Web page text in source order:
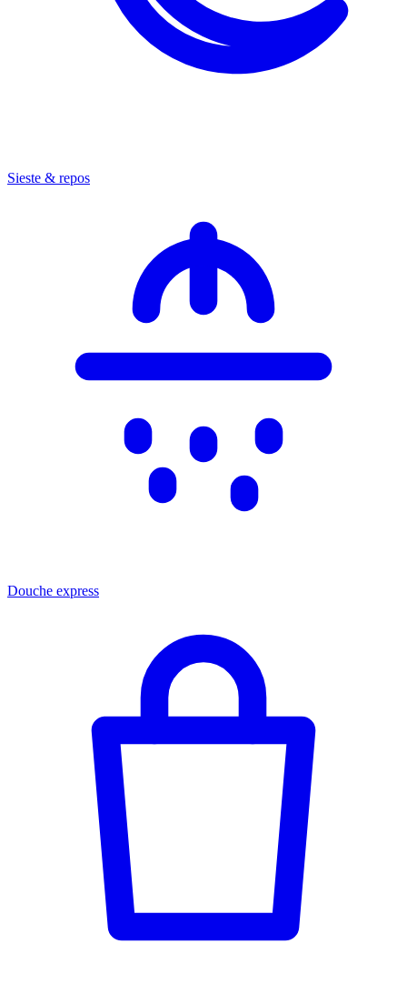
Sieste & repos
Douche express